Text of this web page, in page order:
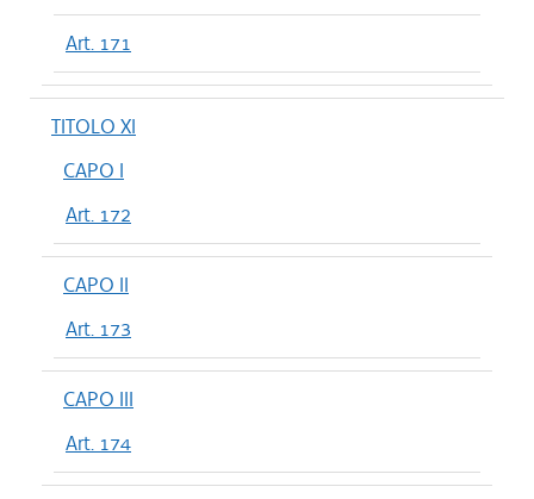
Art. 171
TITOLO XI
CAPO I
Art. 172
CAPO II
Art. 173
CAPO III
Art. 174